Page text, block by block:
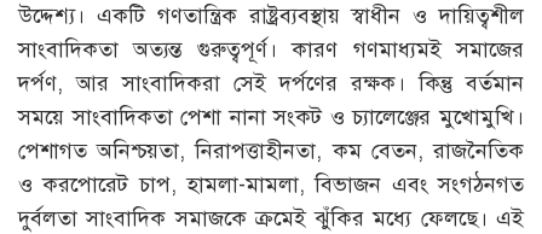
উদ্দেশ্য। একটি গণতান্ত্রিক রাষ্ট্রব্যবস্থায় স্বাধীন ও দায়িত্বশীল
সাংবাদিকতা অত্যন্ত গুরুত্বপূর্ণ। কারণ গণমাধ্যমই সমাজের
দর্পণ, আর সাংবাদিকরা সেই দর্পণের রক্ষক। কিন্তু বর্তমান
সময়ে সাংবাদিকতা পেশা নানা সংকট ও চ্যালেঞ্জের মুখোমুখি।
পেশাগত অনিশ্চয়তা, নিরাপত্তাহীনতা, কম বেতন, রাজনৈতিক
ও করপোরেট চাপ, হামলা-মামলা, বিভাজন এবং সংগঠনগত
দুর্বলতা সাংবাদিক সমাজকে ক্রমেই ঝুঁকির মধ্যে ফেলছে। এই